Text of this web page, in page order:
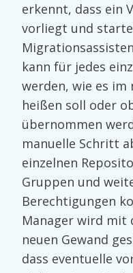
erkennt, dass ein
vorliegt und
kann für jedes
werden, wie es im
heißen soll oder
übernommen
manuelle Schritt
einzelnen
Gruppen und
Berechtigungen
Manager wird mit
neuen Gewand
dass eventuelle